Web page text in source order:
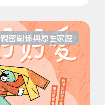
親密關係與原生家庭